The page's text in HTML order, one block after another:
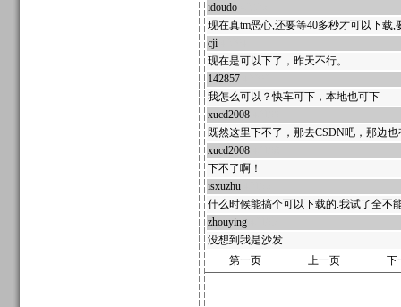
idoudo
现在真tm恶心,还要等40多秒才可以下载
cji
现在是可以下了，昨天不行。
142857
我怎么可以？快车可下，本地也可下
xucd2008
既然这里下不了，那去CSDN吧，那边也
xucd2008
下不了啊！
isxuzhu
什么时候能搞个可以下载的.我试了全不
zhouying
没想到我是沙发
第一页
上一页 下